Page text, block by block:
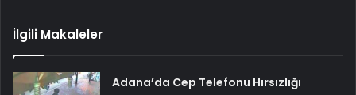
İlgili Makaleler
Adana’da Cep Telefonu Hırsızlığı